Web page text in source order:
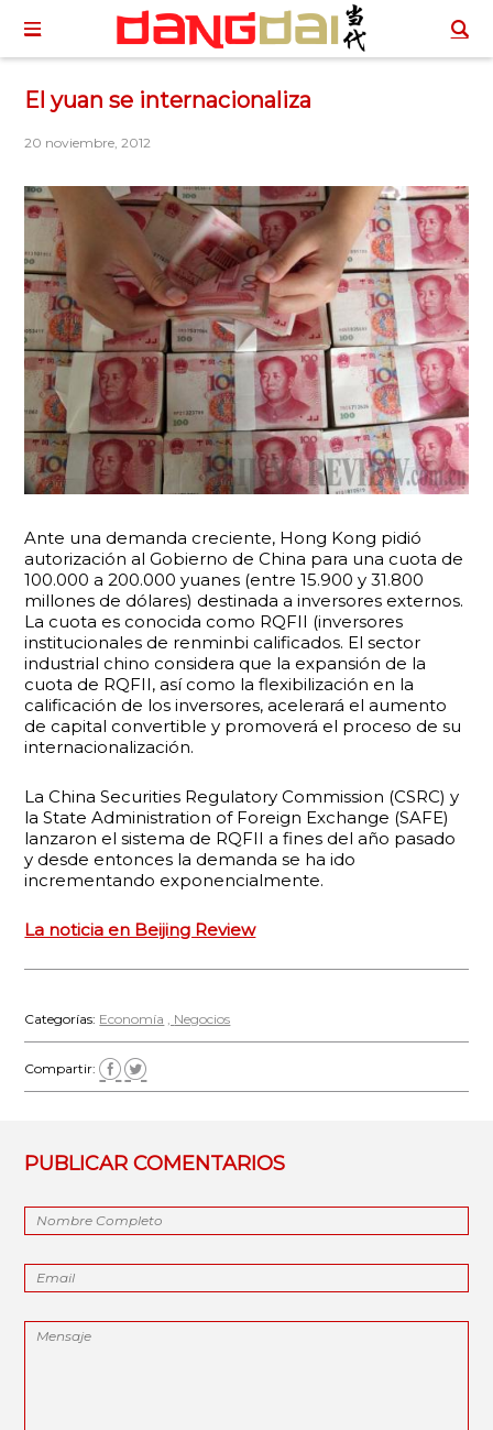
El yuan se internacionaliza
20 noviembre, 2012
Ante una demanda creciente, Hong Kong pidió
autorización al Gobierno de China para una cuota de
100.000 a 200.000 yuanes (entre 15.900 y 31.800
millones de dólares) destinada a inversores externos.
La cuota es conocida como RQFII (inversores
institucionales de renminbi calificados. El sector
industrial chino considera que la expansión de la
cuota de RQFII, así como la flexibilización en la
calificación de los inversores, acelerará el aumento
de capital convertible y promoverá el proceso de su
internacionalización.
La China Securities Regulatory Commission (CSRC) y
la State Administration of Foreign Exchange (SAFE)
lanzaron el sistema de RQFII a fines del año pasado
y desde entonces la demanda se ha ido
incrementando exponencialmente.
La noticia en Beijing Review
Categorías: Economía Negocios
Compartir:
PUBLICAR COMENTARIOS